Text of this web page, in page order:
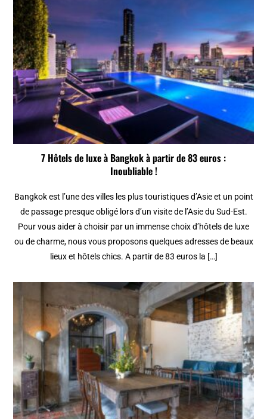
7 Hôtels de luxe à Bangkok à partir de 83 euros :
Inoubliable !
Bangkok est l’une des villes les plus touristiques d’Asie et un point
de passage presque obligé lors d’un visite de l’Asie du Sud-Est.
Pour vous aider à choisir par un immense choix d’hôtels de luxe
ou de charme, nous vous proposons quelques adresses de beaux
lieux et hôtels chics. A partir de 83 euros la […]